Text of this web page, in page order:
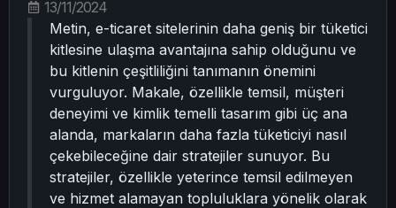
13/11/2024
Metin, e-ticaret sitelerinin daha geniş bir tüketici
kitlesine ulaşma avantajına sahip olduğunu ve
bu kitlenin çeşitliliğini tanımanın önemini
vurguluyor. Makale, özellikle temsil, müşteri
deneyimi ve kimlik temelli tasarım gibi üç ana
alanda, markaların daha fazla tüketiciyi nasıl
çekebileceğine dair stratejiler sunuyor. Bu
stratejiler, özellikle yeterince temsil edilmeyen
ve hizmet alamayan topluluklara yönelik olarak